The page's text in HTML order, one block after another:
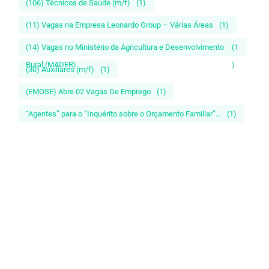
(106) Técnicos de Saúde (m/f) (1)
(11) Vagas na Empresa Leonardo Group – Várias Áreas (1)
(14) Vagas no Ministério da Agricultura e Desenvolvimento
Rural (MADER)
(1
)
(30) Auxiliares (m/f) (1)
(EMOSE) Abre 02 Vagas De Emprego (1)
“Agentes” para o “Inquérito sobre o Orçamento Familiar”... (1)